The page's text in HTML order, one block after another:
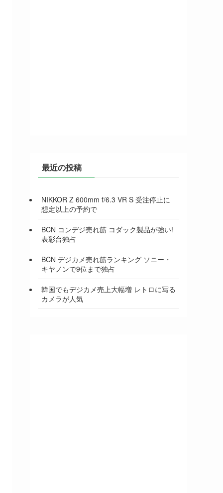
最近の投稿
NIKKOR Z 600mm f/6.3 VR S 受注停止に
想定以上の予約で
BCN コンデジ売れ筋 コダック製品が強い!
表彰台独占
BCN デジカメ売れ筋ランキング ソニー・
キヤノンで9位まで独占
韓国でもデジカメ売上大幅増 レトロに写る
カメラが人気